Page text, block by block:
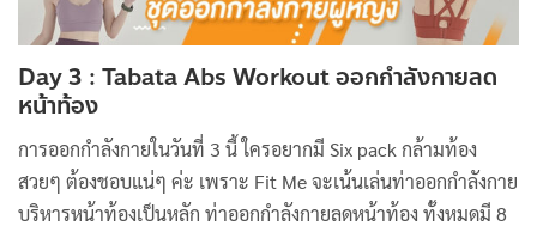
Day 3 : Tabata Abs Workout ออกกำลังกายลด
หน้าท้อง
การออกกำลังกายในวันที่ 3 นี้ ใครอยากมี Six pack กล้ามท้อง
สวยๆ ต้องชอบแน่ๆ ค่ะ เพราะ Fit Me จะเน้นเล่นท่าออกกำลังกาย
บริหารหน้าท้องเป็นหลัก ท่าออกกำลังกายลดหน้าท้อง ทั้งหมดมี 8